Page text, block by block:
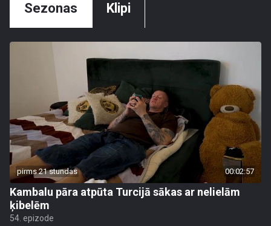
Sezonas Klipi
pirms 21 stundas 00:02:57
Kambalu pāra atpūta Turcijā sākas ar nelielām
ķibelēm
54. epizode